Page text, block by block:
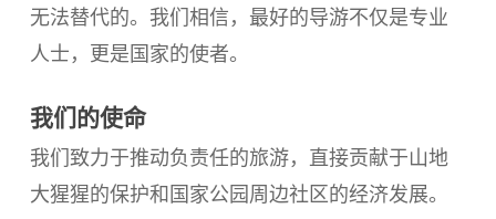
无法替代的。我们相信，最好的导游不仅是专业
人士，更是国家的使者。
我们的使命
我们致力于推动负责任的旅游，直接贡献于山地
大猩猩的保护和国家公园周边社区的经济发展。